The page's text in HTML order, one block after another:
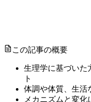
この記事の概要
生理学に基づいた
ト
体調や体質、生活
メカニズムと変化